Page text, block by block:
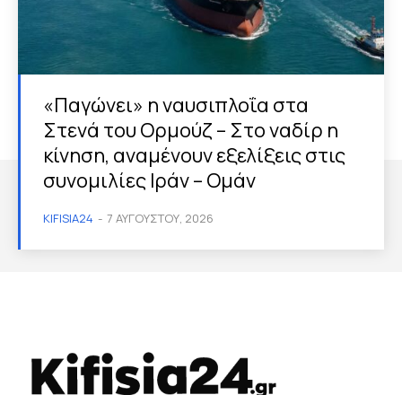
«Παγώνει» η ναυσιπλοΐα στα
Στενά του Ορμούζ – Στο ναδίρ η
κίνηση, αναμένουν εξελίξεις στις
συνομιλίες Ιράν – Ομάν
KIFISIA24 - 7 ΑΥΓΟΎΣΤΟΥ, 2026